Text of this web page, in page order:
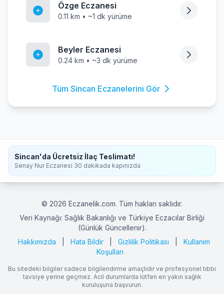
Özge Eczanesi
0.11 km • ~1 dk yürüme
Beyler Eczanesi
0.24 km • ~3 dk yürüme
Tüm Sincan Eczanelerini Gör
Sincan'da Ücretsiz İlaç Teslimatı!
Senay Nur Eczanesi 30 dakikada kapınızda
© 2026 Eczanelik.com. Tüm hakları saklıdır.
Veri Kaynağı: Sağlık Bakanlığı ve Türkiye Eczacılar Birliği
(Günlük Güncellenir).
Hakkımızda
Hata Bildir Gizlilik Politikası
Kullanım
Koşulları
Bu sitedeki bilgiler sadece bilgilendirme amaçlıdır ve profesyonel tıbbi
tavsiye yerine geçmez. Acil durumlarda lütfen en yakın sağlık
kuruluşuna başvurun.